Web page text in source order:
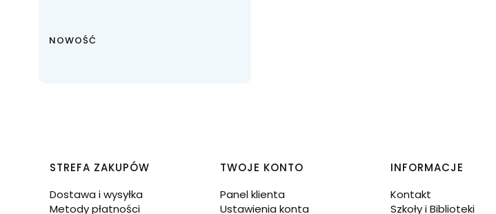
NOWOŚĆ
Linki w stopce
STREFA ZAKUPÓW
Dostawa i wysyłka
Metody płatności
TWOJE KONTO
Panel klienta
Ustawienia konta
INFORMACJE
Kontakt
Szkoły i Biblioteki